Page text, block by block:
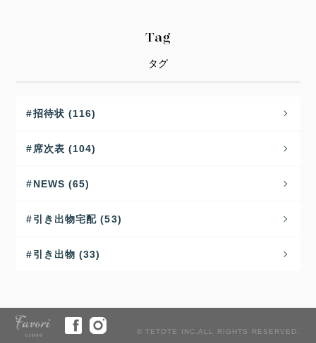
Tag
タグ
招待状 (116)
席次表 (104)
NEWS (65)
引き出物宅配 (53)
引き出物 (33)
© TETOTE INC.ALL RIGHTS RESERVED.